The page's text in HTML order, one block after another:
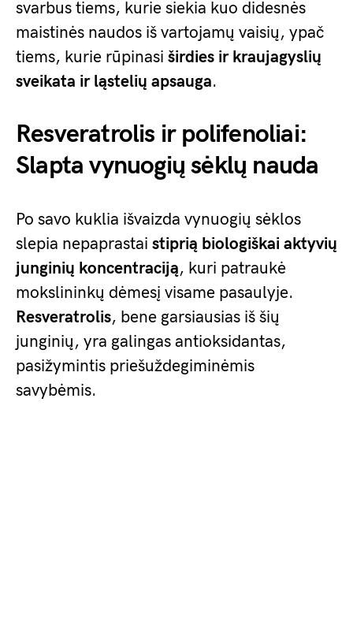
svarbus tiems, kurie siekia kuo didesnės
maistinės naudos iš vartojamų vaisių, ypač
tiems, kurie rūpinasi širdies ir kraujagyslių
sveikata ir ląstelių apsauga.
Resveratrolis ir polifenoliai:
Slapta vynuogių sėklų nauda
Po savo kuklia išvaizda vynuogių sėklos
slepia nepaprastai stiprią biologiškai aktyvių
junginių koncentraciją, kuri patraukė
mokslininkų dėmesį visame pasaulyje.
Resveratrolis, bene garsiausias iš šių
junginių, yra galingas antioksidantas,
pasižymintis priešuždegiminėmis
savybėmis.